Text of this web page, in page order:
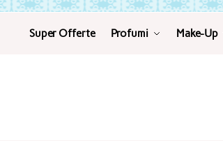
Super Offerte Profumi Make-Up